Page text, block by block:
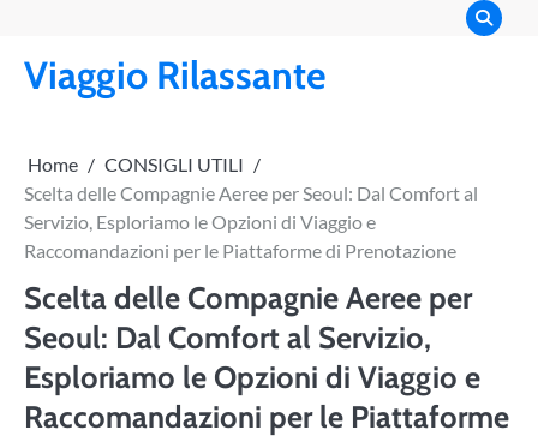
content
Viaggio Rilassante
Home
CONSIGLI UTILI
Scelta delle Compagnie Aeree per Seoul: Dal Comfort al
Servizio, Esploriamo le Opzioni di Viaggio e
Raccomandazioni per le Piattaforme di Prenotazione
Scelta delle Compagnie Aeree per
Seoul: Dal Comfort al Servizio,
Esploriamo le Opzioni di Viaggio e
Raccomandazioni per le Piattaforme